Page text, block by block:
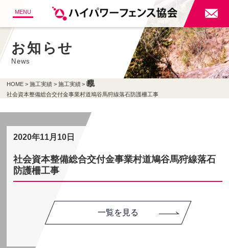
MENU 
お知らせ
News
HOME 施工実績
施工実績
社会資本整備総合交付金事業村道鳩谷馬狩線落石防護柵工事
2020年11月10日
社会資本整備総合交付金事業村道鳩谷馬狩線落石
防護柵工事
一覧を見る